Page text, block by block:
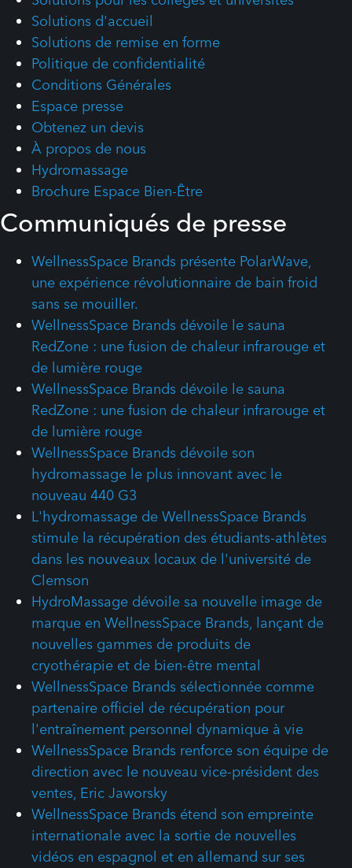
Solutions d'accueil
Solutions de remise en forme
Politique de confidentialité
Conditions Générales
Espace presse
Obtenez un devis
À propos de nous
Hydromassage
Brochure Espace Bien-Être
Communiqués de presse
WellnessSpace Brands présente PolarWave,
une expérience révolutionnaire de bain froid
sans se mouiller.
WellnessSpace Brands dévoile le sauna
RedZone : une fusion de chaleur infrarouge et
de lumière rouge
WellnessSpace Brands dévoile le sauna
RedZone : une fusion de chaleur infrarouge et
de lumière rouge
WellnessSpace Brands dévoile son
hydromassage le plus innovant avec le
nouveau 440 G3
L'hydromassage de WellnessSpace Brands
stimule la récupération des étudiants-athlètes
dans les nouveaux locaux de l'université de
Clemson
HydroMassage dévoile sa nouvelle image de
marque en WellnessSpace Brands, lançant de
nouvelles gammes de produits de
cryothérapie et de bien-être mental
WellnessSpace Brands sélectionnée comme
partenaire officiel de récupération pour
l'entraînement personnel dynamique à vie
WellnessSpace Brands renforce son équipe de
direction avec le nouveau vice-président des
ventes, Eric Jaworsky
WellnessSpace Brands étend son empreinte
internationale avec la sortie de nouvelles
vidéos en espagnol et en allemand sur ses